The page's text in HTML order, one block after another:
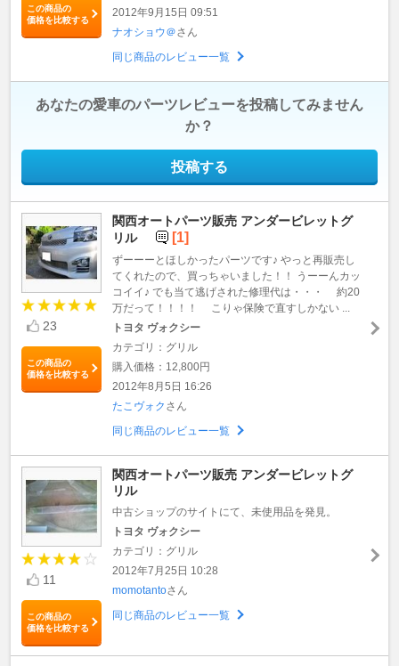
この商品の
価格を比較する
2012年9月15日 09:51
ナオショウ＠さん
同じ商品のレビュー一覧
あなたの愛車のパーツレビューを投稿してみません
か？
投稿する
23
この商品の
価格を比較する
関西オートパーツ販売 アンダービレットグ
リル
[1]
ずーーーとほしかったパーツです♪ やっと再販売し
てくれたので、買っちゃいました！！ うーーんカッ
コイイ♪ でも当て逃げされた修理代は・・・ 約20
万だって！！！！ こりゃ保険で直すしかない ...
トヨタ ヴォクシー
カテゴリ：グリル
購入価格：12,800円
2012年8月5日 16:26
たこヴォク さん
同じ商品のレビュー一覧
11
この商品の
価格を比較する
関西オートパーツ販売 アンダービレットグ
リル
中古ショップのサイトにて、未使用品を発見。
トヨタ ヴォクシー
カテゴリ：グリル
2012年7月25日 10:28
momotantoさん
同じ商品のレビュー一覧